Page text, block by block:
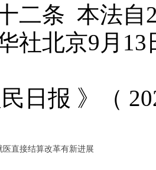
条 本法自
北京9月13
报 》（
医直接结算改革有新进展